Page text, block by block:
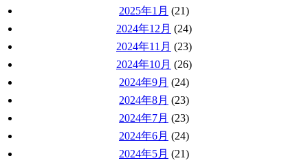
2025年1月 (21)
2024年12月 (24)
2024年11月 (23)
2024年10月 (26)
2024年9月 (24)
2024年8月 (23)
2024年7月 (23)
2024年6月 (24)
2024年5月 (21)